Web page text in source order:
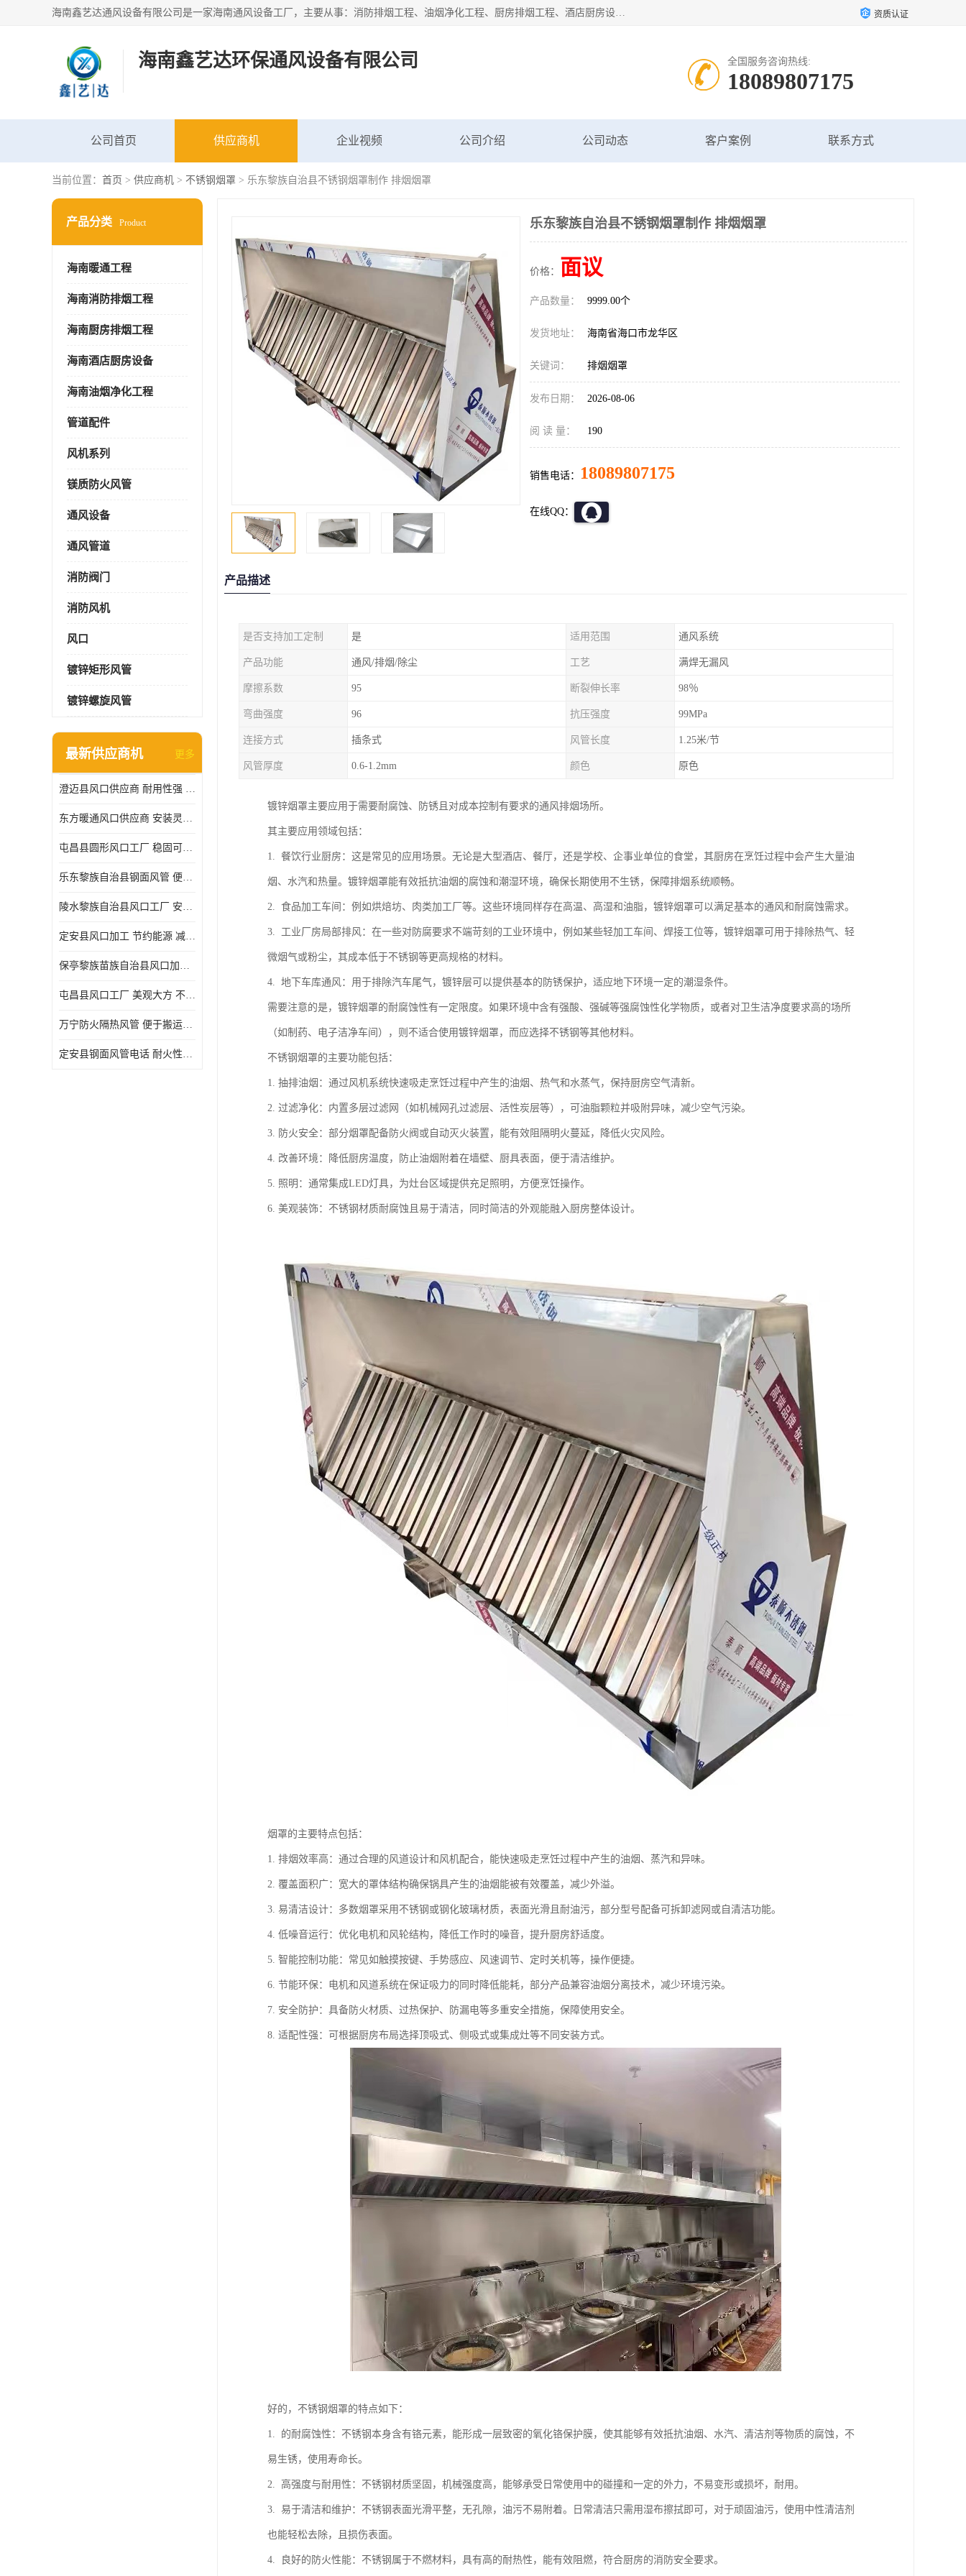
海南鑫艺达通风设备有限公司是一家海南通风设备工厂，主要从事：消防排烟工程、油烟净化工程、厨房排烟工程、酒店厨房设备、新风排风系统、镀锌铁皮管道加工、暖通工程、通风管道安装、消防火阀百叶风口等业务。公司拥有管道及配件一体化工厂生产线，良好的售后服务，良好的设计团队，良好的施工团队、良好管理人员，掌握畅通丰富的信息、市场渠道。 资质认证
海南鑫艺达环保通风设备有限公司 全国服务咨询热线:
18089807175
公司首页 供应商机 企业视频 公司介绍 公司动态 客户案例 联系方式
当前位置： 首页 > 供应商机 > 不锈钢烟罩 > 乐东黎族自治县不锈钢烟罩制作 排烟烟罩
产品分类 Product
海南暖通工程
海南消防排烟工程
海南厨房排烟工程
海南酒店厨房设备
海南油烟净化工程
管道配件
风机系列
镁质防火风管
通风设备
通风管道
消防阀门
消防风机
风口
镀锌矩形风管
镀锌螺旋风管
最新供应商机 更多
澄迈县风口供应商 耐用性强 能够减少能源消耗
东方暖通风口供应商 安装灵活 调节功能强
屯昌县圆形风口工厂 稳固可靠 方便清洁和维修
乐东黎族自治县钢面风管 便于搬运和安装 能够抵抗高温和火灾
陵水黎族自治县风口工厂 安装简便 安装也相对容易
定安县风口加工 节约能源 减少能量损失
保亭黎族苗族自治县风口加工 减少能耗 以适应不同的需求
屯昌县风口工厂 美观大方 不仅具有实用功能
万宁防火隔热风管 便于搬运和安装 良好的导热性能
定安县钢面风管电话 耐火性能好 能够抵抗高温和火灾
乐东黎族自治县不锈钢烟罩制作 排烟烟罩
价格： 面议
产品数量： 9999.00个
发货地址： 海南省海口市龙华区
关键词： 排烟烟罩
发布日期： 2026-08-06
阅 读 量： 190
销售电话： 18089807175
在线QQ：
产品描述
是否支持加工定制 是 适用范围 通风系统
产品功能 通风/排烟/除尘 工艺 满焊无漏风
摩擦系数 95 断裂伸长率 98％
弯曲强度 96 抗压强度 99MPa
连接方式 插条式 风管长度 1.25米/节
风管厚度 0.6-1.2mm 颜色 原色
镀锌烟罩主要应用于需要耐腐蚀、防锈且对成本控制有要求的通风排烟场所。
其主要应用领域包括：
1. 餐饮行业厨房：这是常见的应用场景。无论是大型酒店、餐厅，还是学校、企事业单位的食堂，其厨房在烹饪过程中会产生大量油
烟、水汽和热量。镀锌烟罩能有效抵抗油烟的腐蚀和潮湿环境，确保长期使用不生锈，保障排烟系统顺畅。
2. 食品加工车间：例如烘焙坊、肉类加工厂等。这些环境同样存在高温、高湿和油脂，镀锌烟罩可以满足基本的通风和耐腐蚀需求。
3. 工业厂房局部排风：在一些对防腐要求不端苛刻的工业环境中，例如某些轻加工车间、焊接工位等，镀锌烟罩可用于排除热气、轻
微烟气或粉尘，其成本低于不锈钢等更高规格的材料。
4. 地下车库通风：用于排除汽车尾气，镀锌层可以提供基本的防锈保护，适应地下环境一定的潮湿条件。
需要注意的是，镀锌烟罩的耐腐蚀性有一定限度。如果环境中含有强酸、强碱等强腐蚀性化学物质，或者对卫生洁净度要求高的场所
（如制药、电子洁净车间），则不适合使用镀锌烟罩，而应选择不锈钢等其他材料。
不锈钢烟罩的主要功能包括：
1. 抽排油烟：通过风机系统快速吸走烹饪过程中产生的油烟、热气和水蒸气，保持厨房空气清新。
2. 过滤净化：内置多层过滤网（如机械网孔过滤层、活性炭层等），可油脂颗粒并吸附异味，减少空气污染。
3. 防火安全：部分烟罩配备防火阀或自动灭火装置，能有效阻隔明火蔓延，降低火灾风险。
4. 改善环境：降低厨房温度，防止油烟附着在墙壁、厨具表面，便于清洁维护。
5. 照明：通常集成LED灯具，为灶台区域提供充足照明，方便烹饪操作。
6. 美观装饰：不锈钢材质耐腐蚀且易于清洁，同时简洁的外观能融入厨房整体设计。
烟罩的主要特点包括：
1. 排烟效率高：通过合理的风道设计和风机配合，能快速吸走烹饪过程中产生的油烟、蒸汽和异味。
2. 覆盖面积广：宽大的罩体结构确保锅具产生的油烟能被有效覆盖，减少外溢。
3. 易清洁设计：多数烟罩采用不锈钢或钢化玻璃材质，表面光滑且耐油污，部分型号配备可拆卸滤网或自清洁功能。
4. 低噪音运行：优化电机和风轮结构，降低工作时的噪音，提升厨房舒适度。
5. 智能控制功能：常见如触摸按键、手势感应、风速调节、定时关机等，操作便捷。
6. 节能环保：电机和风道系统在保证吸力的同时降低能耗，部分产品兼容油烟分离技术，减少环境污染。
7. 安全防护：具备防火材质、过热保护、防漏电等多重安全措施，保障使用安全。
8. 适配性强：可根据厨房布局选择顶吸式、侧吸式或集成灶等不同安装方式。
好的，不锈钢烟罩的特点如下：
1. 的耐腐蚀性：不锈钢本身含有铬元素，能形成一层致密的氧化铬保护膜，使其能够有效抵抗油烟、水汽、清洁剂等物质的腐蚀，不
易生锈，使用寿命长。
2. 高强度与耐用性：不锈钢材质坚固，机械强度高，能够承受日常使用中的碰撞和一定的外力，不易变形或损坏，耐用。
3. 易于清洁和维护：不锈钢表面光滑平整，无孔隙，油污不易附着。日常清洁只需用湿布擦拭即可，对于顽固油污，使用中性清洁剂
也能轻松去除，且损伤表面。
4. 良好的防火性能：不锈钢属于不燃材料，具有高的耐热性，能有效阻燃，符合厨房的消防安全要求。